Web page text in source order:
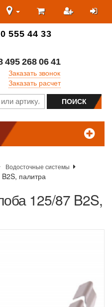
555 44 33
495 268 06 41
Заказать звонок
Заказать расчет
Водосточные системы
палитра
125/87 B2S,